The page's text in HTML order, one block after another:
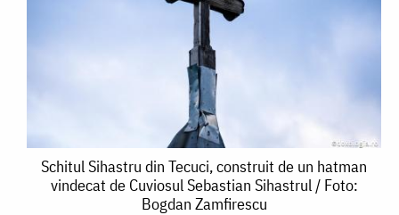
Schitul
Sihastru
Schitul Sihastru din Tecuci, construit de un hatman
vindecat de Cuviosul Sebastian Sihastrul / Foto:
Bogdan Zamfirescu